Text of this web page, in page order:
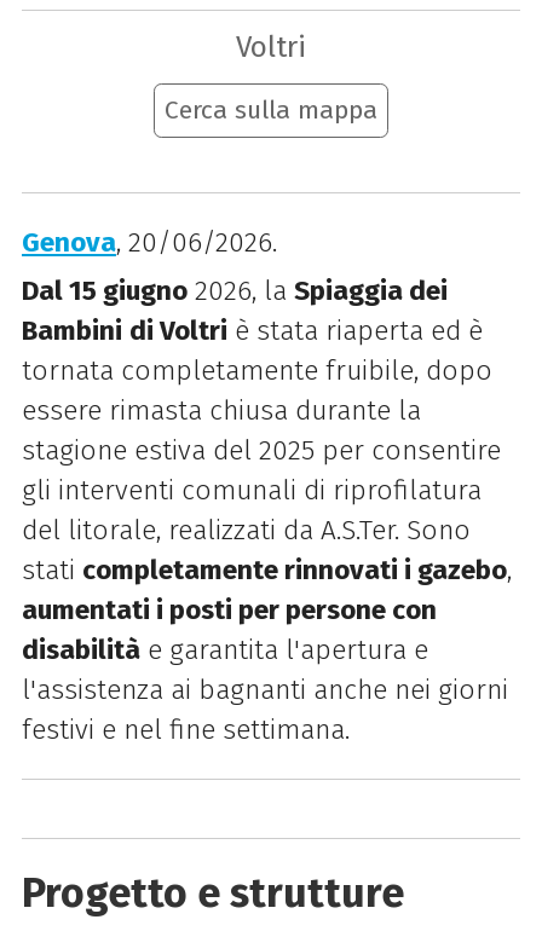
Voltri
Cerca sulla mappa
Genova, 20/06/2026.
Dal 15 giugno2026, la Spiaggia dei
Bambini di Voltri è stata riaperta ed è
tornata completamente fruibile, dopo
essere rimasta chiusa durante la
stagione estiva del 2025 per consentire
gli interventi comunali di riprofilatura
del litorale, realizzati da A.S.Ter. Sono
stati completamente rinnovati i gazebo,
aumentati i posti per persone con
disabilitàe garantita l'apertura e
l'assistenza ai bagnanti anche nei giorni
festivi e nel fine settimana.
Progetto e strutture